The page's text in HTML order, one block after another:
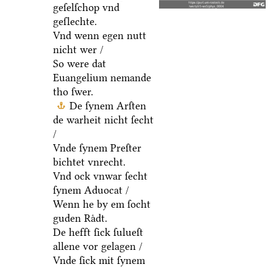
geſelſchop vnd
geſlechte.
Vnd wenn egen nutt
nicht wer /
So were dat
Euangelium nemande
tho ſwer.
De ſynem Arſten
de warheit nicht ſecht
/
Vnde ſynem Preſter
bichtet vnrecht.
Vnd ock vnwar ſecht
ſynem Aduocat /
Wenn he by em ſocht
guden Raͤdt.
De hefft ſick ſulueſt
allene vor gelagen /
Vnde ſick mit ſynem